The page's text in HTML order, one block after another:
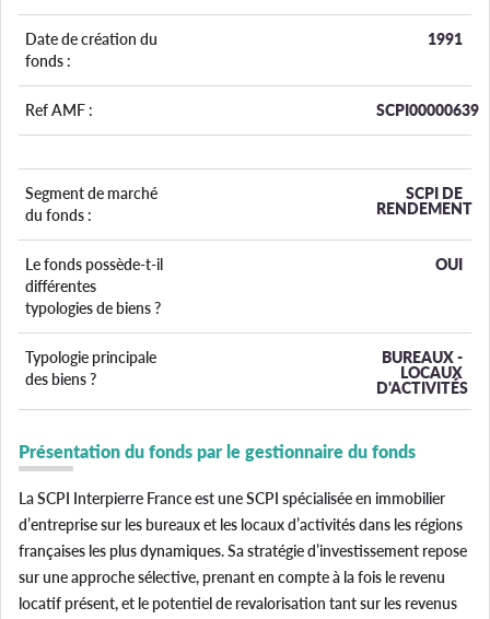
Date de création du
fonds :
1991
Ref AMF : SCPI00000639
Segment de marché
du fonds :
SCPI DE
RENDEMENT
Le fonds possède-t-il
différentes
typologies de biens ?
OUI
Typologie principale
des biens ?
BUREAUX -
LOCAUX
D'ACTIVITÉS
Présentation du fonds par le gestionnaire du fonds
La SCPI Interpierre France est une SCPI spécialisée en immobilier
d’entreprise sur les bureaux et les locaux d’activités dans les régions
françaises les plus dynamiques. Sa stratégie d’investissement repose
sur une approche sélective, prenant en compte à la fois le revenu
locatif présent, et le potentiel de revalorisation tant sur les revenus